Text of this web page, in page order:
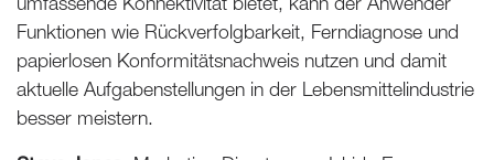
Funktionen wie Rückverfolgbarkeit, Ferndiagnose und
papierlosen Konformitätsnachweis nutzen und damit
aktuelle Aufgabenstellungen in der Lebensmittelindustrie
besser meistern.